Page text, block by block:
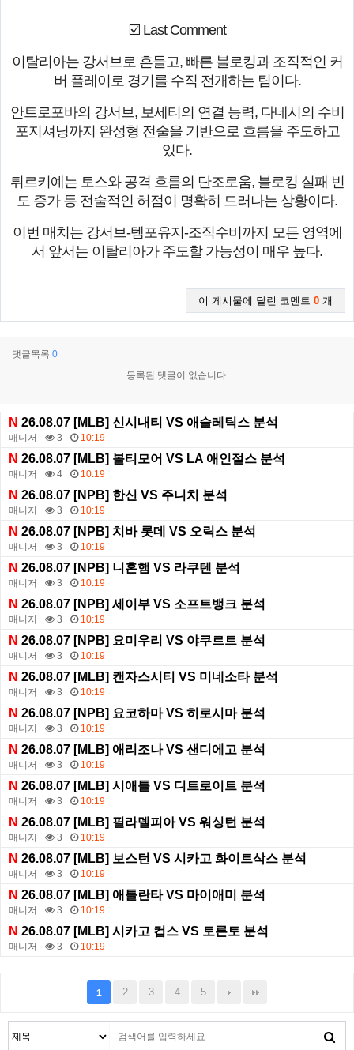
☑️ Last Comment
이탈리아는 강서브로 흔들고, 빠른 블로킹과 조직적인 커
버 플레이로 경기를 수직 전개하는 팀이다.
안트로포바의 강서브, 보세티의 연결 능력, 다네시의 수비
포지셔닝까지 완성형 전술을 기반으로 흐름을 주도하고
있다.
튀르키예는 토스와 공격 흐름의 단조로움, 블로킹 실패 빈
도 증가 등 전술적인 허점이 명확히 드러나는 상황이다.
이번 매치는 강서브-템포유지-조직수비까지 모든 영역에
서 앞서는 이탈리아가 주도할 가능성이 매우 높다.
이 게시물에 달린 코멘트 0 개
댓글목록 0
등록된 댓글이 없습니다.
N 26.08.07 [MLB] 신시내티 VS 애슬레틱스 분석
매니저 3 10:19
N 26.08.07 [MLB] 볼티모어 VS LA 애인절스 분석
매니저 4 10:19
N 26.08.07 [NPB] 한신 VS 주니치 분석
매니저 3 10:19
N 26.08.07 [NPB] 치바 롯데 VS 오릭스 분석
매니저 3 10:19
N 26.08.07 [NPB] 니혼햄 VS 라쿠텐 분석
매니저 3 10:19
N 26.08.07 [NPB] 세이부 VS 소프트뱅크 분석
매니저 3 10:19
N 26.08.07 [NPB] 요미우리 VS 야쿠르트 분석
매니저 3 10:19
N 26.08.07 [MLB] 캔자스시티 VS 미네소타 분석
매니저 3 10:19
N 26.08.07 [NPB] 요코하마 VS 히로시마 분석
매니저 3 10:19
N 26.08.07 [MLB] 애리조나 VS 샌디에고 분석
매니저 3 10:19
N 26.08.07 [MLB] 시애틀 VS 디트로이트 분석
매니저 3 10:19
N 26.08.07 [MLB] 필라델피아 VS 워싱턴 분석
매니저 3 10:19
N 26.08.07 [MLB] 보스턴 VS 시카고 화이트삭스 분석
매니저 3 10:19
N 26.08.07 [MLB] 애틀란타 VS 마이애미 분석
매니저 3 10:19
N 26.08.07 [MLB] 시카고 컵스 VS 토론토 분석
매니저 3 10:19
1 2 3 4 5